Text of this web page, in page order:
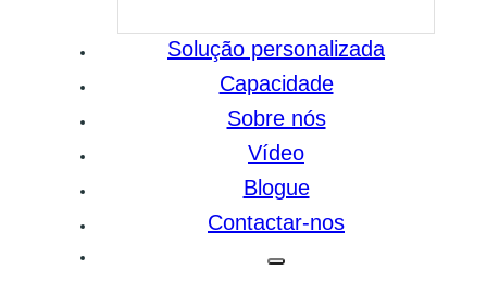
Solução personalizada
Capacidade
Sobre nós
Vídeo
Blogue
Contactar-nos